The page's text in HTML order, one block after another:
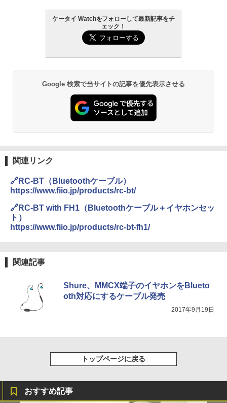
ケータイ Watchをフォローして最新記事をチ
ェック！
Google 検索で当サイトの記事を優先表示させる
関連リンク
🔗RC-BT（Bluetoothケーブル）
https://www.fiio.jp/products/rc-bt/
🔗RC-BT with FH1（Bluetoothケーブル＋イヤホンセッ
ト）
https://www.fiio.jp/products/rc-bt-fh1/
関連記事
Shure、MMCX端子のイヤホンをBlueto
oth対応にするケーブル発売
2017年9月19日
トップページに戻る
おすすめ記事